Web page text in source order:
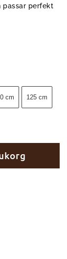
passar perfekt
cm 125 cm